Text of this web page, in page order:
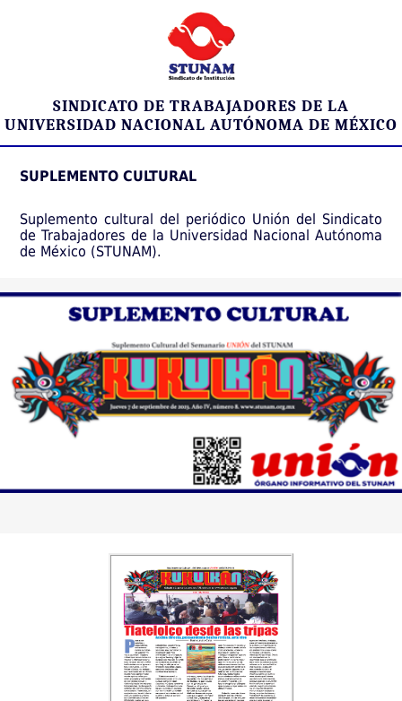
SINDICATO DE TRABAJADORES DE LA
UNIVERSIDAD NACIONAL AUTÓNOMA DE MÉXICO
SUPLEMENTO CULTURAL
Suplemento cultural del periódico Unión del Sindicato
de Trabajadores de la Universidad Nacional Autónoma
de México (STUNAM).